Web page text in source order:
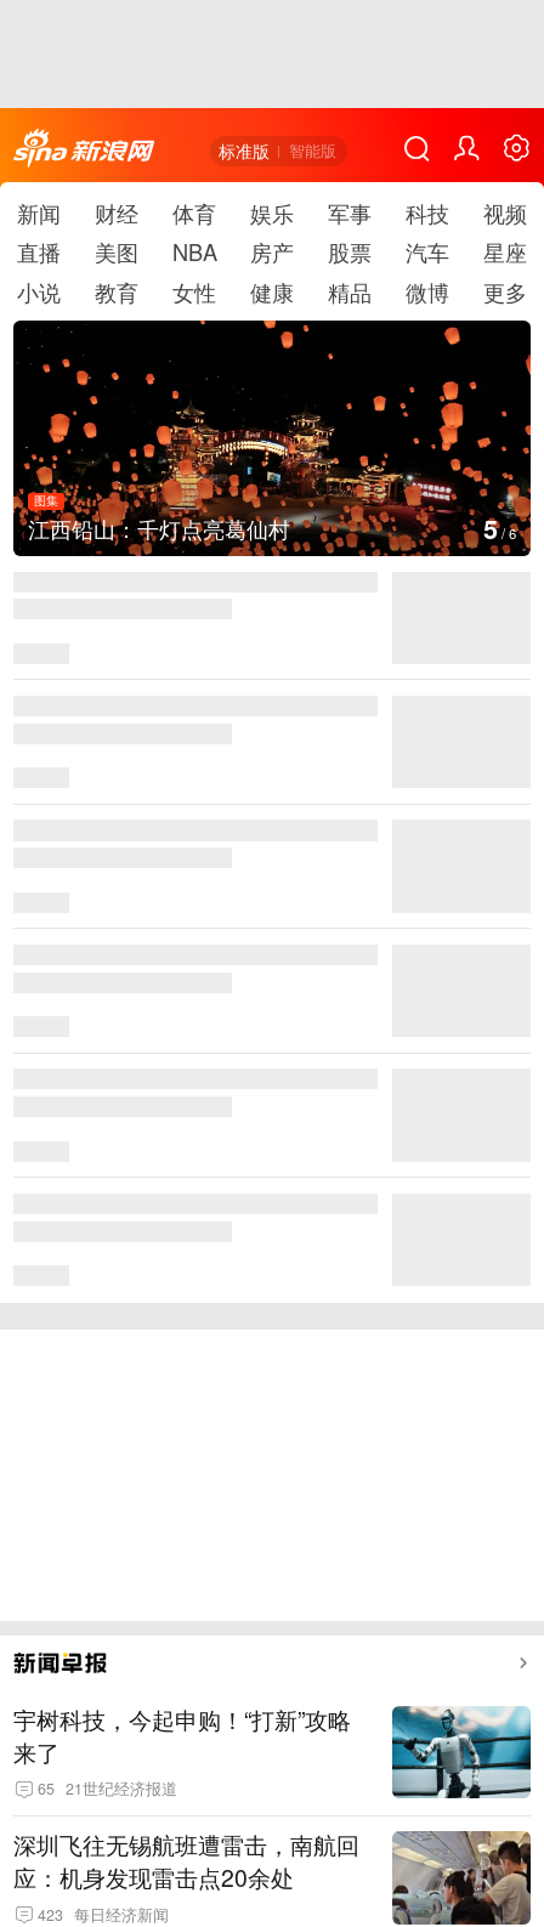
标准版 智能版
新闻 财经 体育 娱乐 军事 科技
视频
直播
美图 NBA 房产 股票 汽车
星座
小说
教育 女性 健康 精品 微博 更多
村
图集
上海：七彩稻田画迎最
6/6
宇树科技，今起申购！“打新”攻略
来了
65 21世纪经济报道
深圳飞往无锡航班遭雷击，南航回
应：机身发现雷击点20余处
423 每日经济新闻